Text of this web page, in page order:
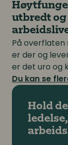
utbredt
På overflaten
er der og
er det uro og
tappet, kjører
Du kan se
Hold